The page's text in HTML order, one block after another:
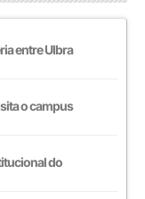
entre Ulbra
o campus
do